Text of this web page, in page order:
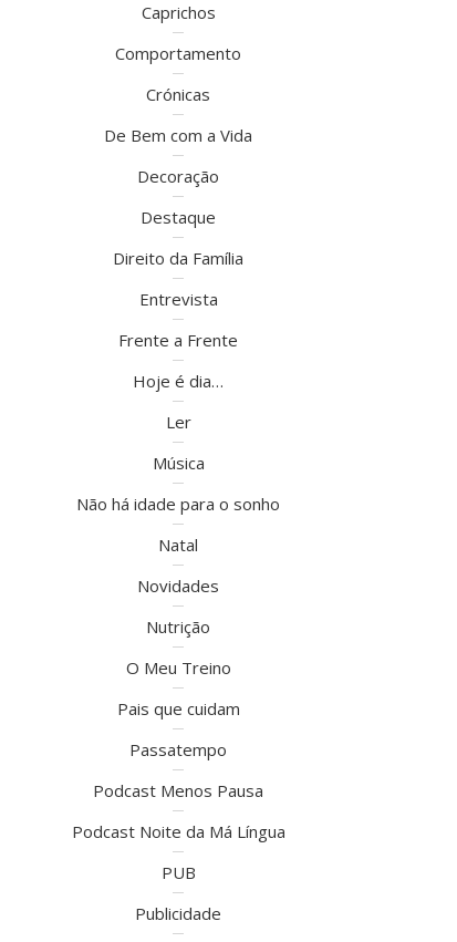
Caprichos
Comportamento
Crónicas
De Bem com a Vida
Decoração
Destaque
Direito da Família
Entrevista
Frente a Frente
Hoje é dia…
Ler
Música
Não há idade para o sonho
Natal
Novidades
Nutrição
O Meu Treino
Pais que cuidam
Passatempo
Podcast Menos Pausa
Podcast Noite da Má Língua
PUB
Publicidade